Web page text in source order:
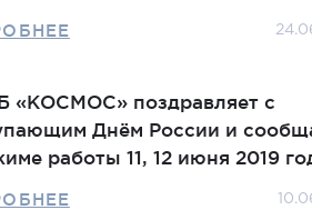
«КОСМОС» поздравляет с
Днём России и
работы 11, 12 июня 2019